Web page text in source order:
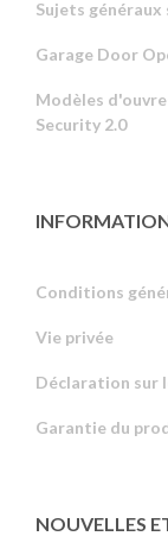
Sujets
Garage Door
Modèles
Security 2.0
Conditions
Vie privée
Déclaration sur
Garantie du
NOUVELLES